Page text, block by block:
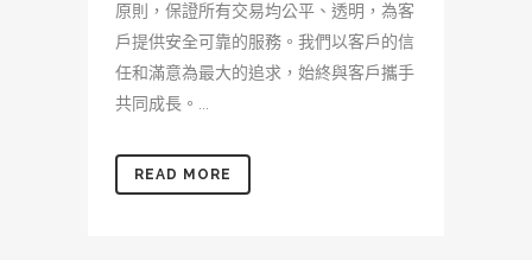
原則，保證所有交易均公平、透明，為客
戶提供安全可靠的服務。我們以客戶的信
任和滿意為最大的追求，始終與客戶攜手
共同成長。...
READ MORE